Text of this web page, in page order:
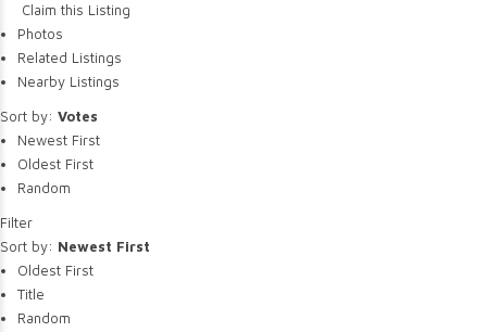
Claim this Listing
Photos
Related Listings
Nearby Listings
Sort by: Votes
Newest First
Oldest First
Random
Filter
Sort by: Newest First
Oldest First
Title
Random